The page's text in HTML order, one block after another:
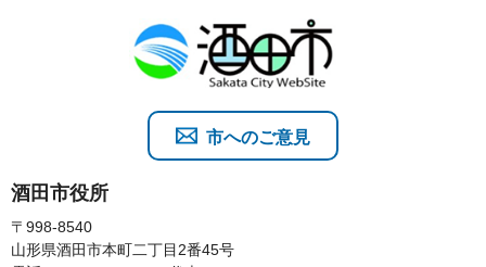
酒田市役所
〒998-8540
山形県酒田市本町二丁目2番45号
市へのご意見